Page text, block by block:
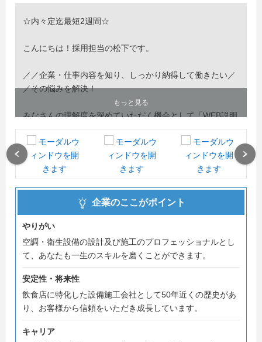
☆内々定迄最短2週間☆
こんにちは！採用担当の松下です。
／／企業・仕事内容を知り、しっかり納得して働きたい／
／その悩みを解決！
みなさんの理解度を深めていただく機会として「WEB説明
会、1Ｄａｙ仕事体験」を組合せることを推奨します。
説明会、パンフレットだけでは見えてこない、大切なモノ
を体感・実感できるチャンスです。
遠慮はいりません、この機会を是非活用してみてくださ
もっと見る
企業のここがポイント
やりがい
空調・衛生設備の設計及び施工のプロフェッショナルとし
て、あなたも一生のスキルを磨くことができます。
安定性・将来性
飲食店に特化した設備施工会社として50年近くの歴史があ
り、お客様から信頼をいただき成長しています。
キャリア